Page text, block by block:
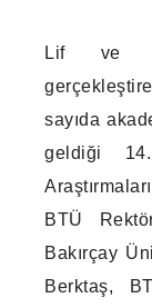
Lif ve
sayıda
geldiği
BTÜ
Bakırçay
Berktaş,